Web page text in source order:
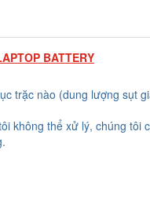
BATTERY
trặc nào (dung lượng sụt
không thể xử lý, chúng tôi